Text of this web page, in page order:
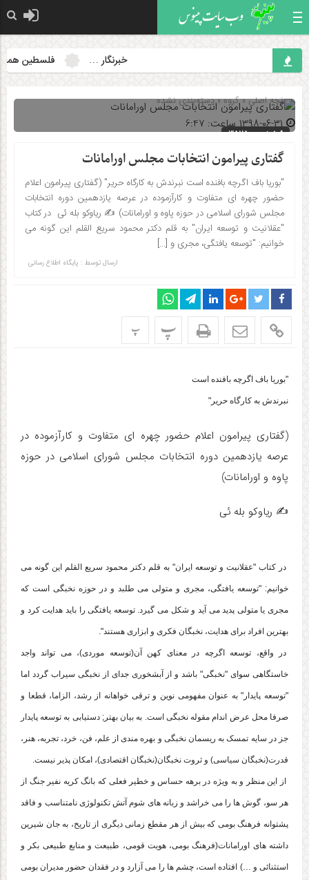
خبرنگار … فلسطین
صفحه اصلی» گروه »دسته‌بندی نشده
۱۳۹۸-۰۶-۳۱ ساعت: 6:47
شناسه : 3525
گفتاری پیرامون انتخابات مجلس اورامانات
"بوریا باف اگرچه بافنده است نبرندش به کارگاه حریر" (گفتاری پیرامون اعلام
حضور چهره ای متفاوت و کارآزموده در عرصه یازدهمین دوره انتخابات
مجلس شورای اسلامی در حوزه پاوه و اورامانات) ✍️ ریاوکو بله ئی در کتاب
"عقلانیت و توسعه ایران" به قلم دکتر محمود سریع القلم این گونه می
خوانیم: "توسعه یافتگی، مجری و […]
ارسال توسط : پایگاه اطلاع رسانی
پ پ
"بوریا باف اگرچه بافنده است
نبرندش به کارگاه حریر"
(گفتاری پیرامون اعلام حضور چهره ای متفاوت و کارآزموده در
عرصه یازدهمین دوره انتخابات مجلس شورای اسلامی در حوزه
پاوه و اورامانات)
✍️ ریاوکو بله ئی
در کتاب "عقلانیت و توسعه ایران" به قلم دکتر محمود سریع القلم این گونه می
خوانیم: "توسعه یافتگی، مجری و متولی می طلبد و در حوزه نخبگی است که
مجری یا متولی پدید می آید و شکل می گیرد. توسعه یافتگی را باید هدایت کرد و
بهترین افراد برای هدایت، نخبگان فکری و ابزاری هستند".
در واقع، توسعه اگرچه در معنای کهن آن(توسعه موردی)، می تواند واجد
خاستگاهی سوای "نخبگی" باشد و از آبشخوری جدای از نخبگی سیراب گردد اما
"توسعه پایدار" به عنوان مفهومی نوین و ترقی خواهانه از رشد، الزاما، قطعا و
صرفا محل عرض اندام مقوله نخبگی است. به بیان بهتر; دستیابی به توسعه پایدار
جز در سایه تمسک به ریسمان نخبگی و بهره مندی از علم، فن، خرد، تجربه، هنر،
قدرت(نخبگان سیاسی) و ثروت نخبگان(نخبگان اقتصادی)، امکان پذیر نیست.
از این منظر و به ویژه در برهه حساس و خطیر فعلی که بانگ کریه نفیر جنگ از
هر سو، گوش ها را می خراشد و زبانه های شوم آتش تکنولوژی نامتناسب و فاقد
پشتوانه فرهنگ بومی که بیش از هر مقطع زمانی دیگری از تاریخ، به جان شیرین
داشته های اورامانات(فرهنگ بومی، هویت قومی، طبیعت و منابع طبیعی بکر و
استثنائی و …) افتاده است، چشم ها را می آزارد و در فقدان حضور مدیران بومی